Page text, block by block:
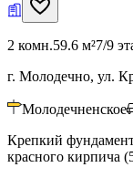
2 комн.59.6 м²7/9
г. Молодечно, ул.
Молодечненское
Крепкий
красного кирпича